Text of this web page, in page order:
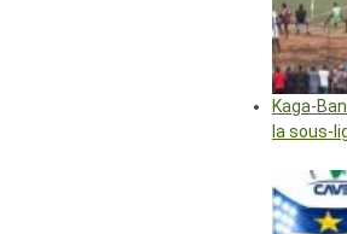
Kaga-
la sous-